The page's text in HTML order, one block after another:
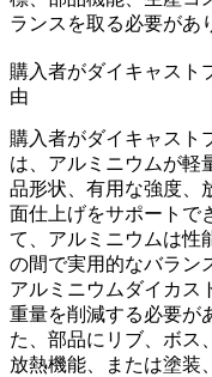
ランスを取る必要があ
購入者がダイキャスト
由
購入者がダイキャスト
は、アルミニウムが軽
品形状、有用な強度、
面仕上げをサポートで
て、アルミニウムは性
の間で実用的なバラン
アルミニウムダイカス
重量を削減する必要が
た、部品にリブ、ボス
放熱機能、または塗装